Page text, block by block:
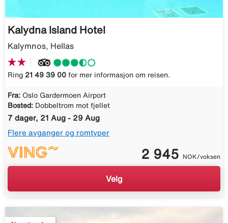
Kalydna Island Hotel
Kalymnos, Hellas
Ring 21 49 39 00 for mer informasjon om reisen.
Fra: Oslo Gardermoen Airport
Bosted: Dobbeltrom mot fjellet
7 dager, 21 Aug - 29 Aug
Flere avganger og romtyper
2 945 NOK/voksen
Velg